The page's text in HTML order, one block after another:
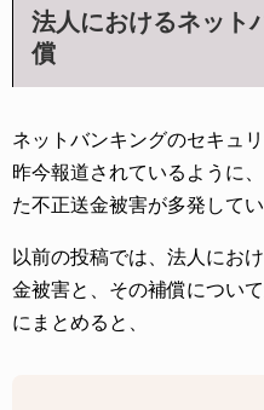
法人におけるネット
償
ネットバンキングのセキュ
昨今報道されているように
た不正送金被害が多発してい
以前の投稿では、法人にお
金被害と、その補償につい
にまとめると、